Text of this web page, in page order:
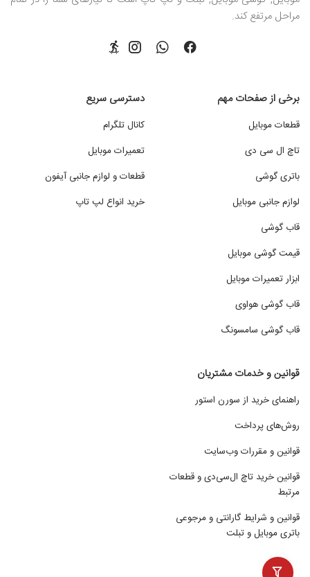
مراحل مرتفع کند.
برخی از صفحات مهم
قطعات موبایل
تاچ ال سی دی
باتری گوشی
لوازم جانبی موبایل
قاب گوشی
قیمت گوشی موبایل
ابزار تعمیرات موبایل
قاب گوشی هواوی
قاب گوشی سامسونگ
دسترسی سریع
کانال تلگرام
تعمیرات موبایل
قطعات و لوازم جانبی آیفون
خرید انواع لپ تاپ
قوانین و خدمات مشتریان
راهنمای خرید از سورن استور
روش‌های پرداخت
قوانین و مقررات وب‌سایت
قوانین خرید تاچ ال‌سی‌دی و قطعات
مرتبط
قوانین و شرایط گارانتی و مرجوعی
باتری موبایل و تبلت